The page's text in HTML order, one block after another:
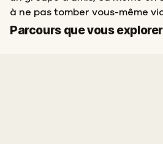
à ne pas tomber vous-même
Parcours que vous
Départ
Arrivée